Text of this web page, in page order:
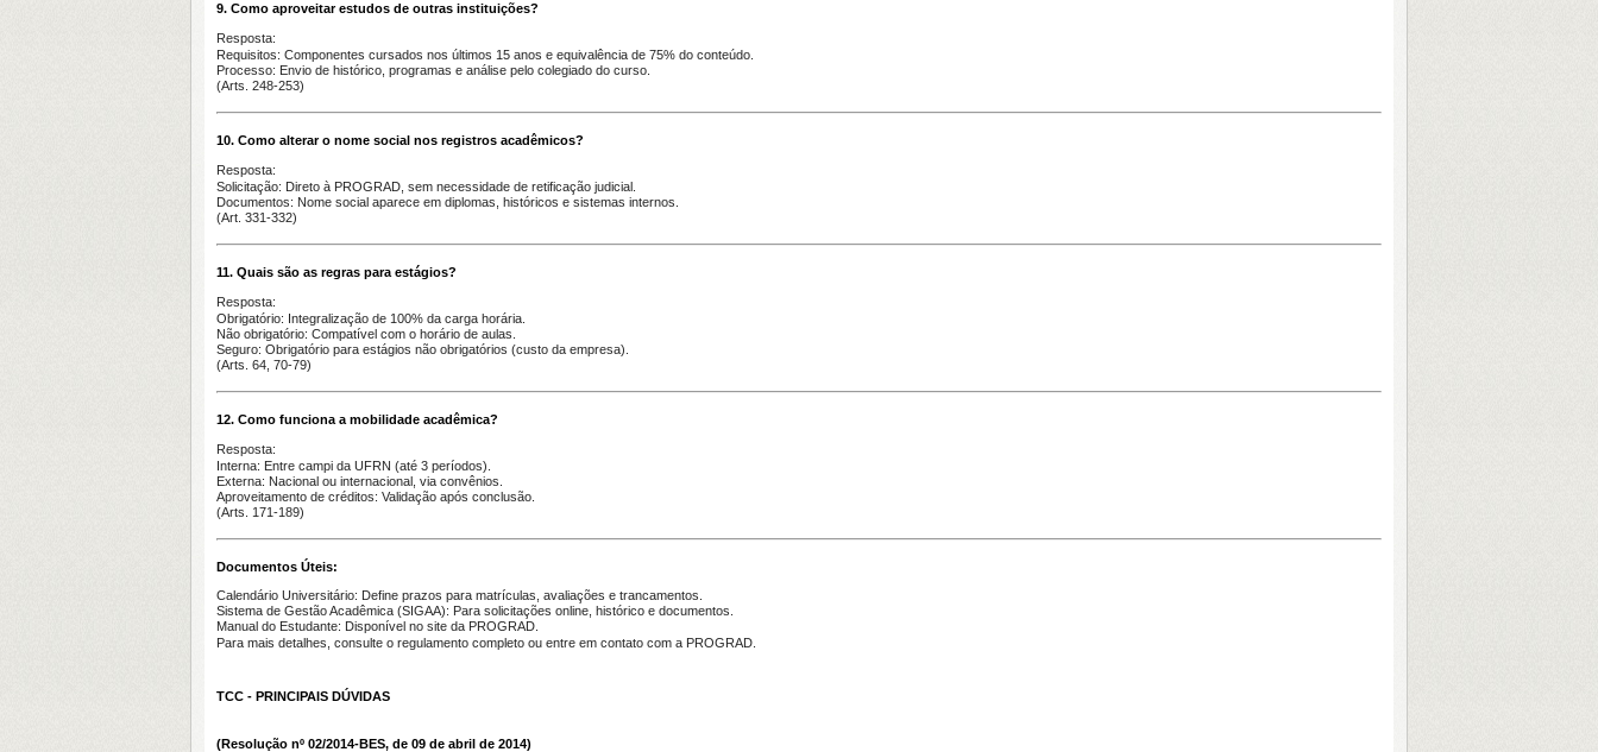
9. Como aproveitar estudos de outras instituições?
Resposta:
Requisitos: Componentes cursados nos últimos 15 anos e equivalência de 75% do conteúdo.
Processo: Envio de histórico, programas e análise pelo colegiado do curso.
(Arts. 248-253)
10. Como alterar o nome social nos registros acadêmicos?
Resposta:
Solicitação: Direto à PROGRAD, sem necessidade de retificação judicial.
Documentos: Nome social aparece em diplomas, históricos e sistemas internos.
(Art. 331-332)
11. Quais são as regras para estágios?
Resposta:
Obrigatório: Integralização de 100% da carga horária.
Não obrigatório: Compatível com o horário de aulas.
Seguro: Obrigatório para estágios não obrigatórios (custo da empresa).
(Arts. 64, 70-79)
12. Como funciona a mobilidade acadêmica?
Resposta:
Interna: Entre campi da UFRN (até 3 períodos).
Externa: Nacional ou internacional, via convênios.
Aproveitamento de créditos: Validação após conclusão.
(Arts. 171-189)
Documentos Úteis:
Calendário Universitário: Define prazos para matrículas, avaliações e trancamentos.
Sistema de Gestão Acadêmica (SIGAA): Para solicitações online, histórico e documentos.
Manual do Estudante: Disponível no site da PROGRAD.
Para mais detalhes, consulte o regulamento completo ou entre em contato com a PROGRAD.
TCC - PRINCIPAIS DÚVIDAS
(Resolução nº 02/2014-BES, de 09 de abril de 2014)